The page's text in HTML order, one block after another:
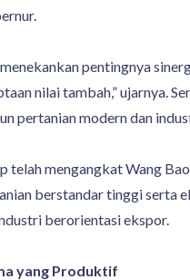
pentingnya
nilai tambah,” ujarnya.
pertanian modern dan
telah mengangkat Wang
berstandar tinggi serta
berorientasi ekspor.
yang Produktif